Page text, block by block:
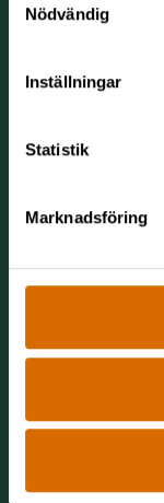
Nödvändig
Inställningar
Statistik
Marknadsföring